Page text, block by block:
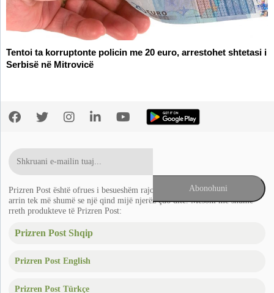
Tentoi ta korruptonte policin me 20 euro, arrestohet shtetasi i
Serbisë në Mitrovicë
Prizren Post është ofrues i besueshëm rajonal i lajmeve në Ballkan që
arrin tek më shumë se një qind mijë njerëz çdo ditë. Mësoni më shumë
rreth produkteve të Prizren Post:
Prizren Post Shqip
Prizren Post English
Prizren Post Türkçe